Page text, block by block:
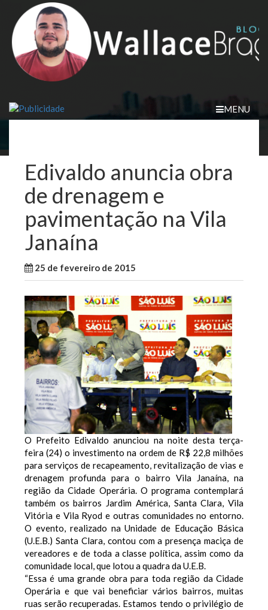
content
MENU
Edivaldo anuncia obra
de drenagem e
pavimentação na Vila
Janaína
25 de fevereiro de 2015
O Prefeito Edivaldo anunciou na noite desta terça-
feira (24) o investimento na ordem de R$ 22,8 milhões
para serviços de recapeamento, revitalização de vias e
drenagem profunda para o bairro Vila Janaína, na
região da Cidade Operária. O programa contemplará
também os bairros Jardim América, Santa Clara, Vila
Vitória e Vila Ryod e outras comunidades no entorno.
O evento, realizado na Unidade de Educação Básica
(U.E.B.) Santa Clara, contou com a presença maciça de
vereadores e de toda a classe política, assim como da
comunidade local, que lotou a quadra da U.E.B.
“Essa é uma grande obra para toda região da Cidade
Operária e que vai beneficiar vários bairros, muitas
ruas serão recuperadas. Estamos tendo o privilégio de